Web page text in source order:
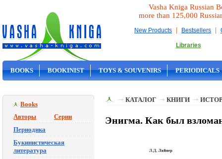
Vasha Kniga Russian
more than 125,000
New Products | Bestsellers |
Libraries
BOOKS BOOKINIST TOYS & SOUVENIRS PERIODICALS
Books
Авторы
Серии
Периодика
Букинистическая
литература
КАТАЛОГ КНИГИ
Энигма. Как был